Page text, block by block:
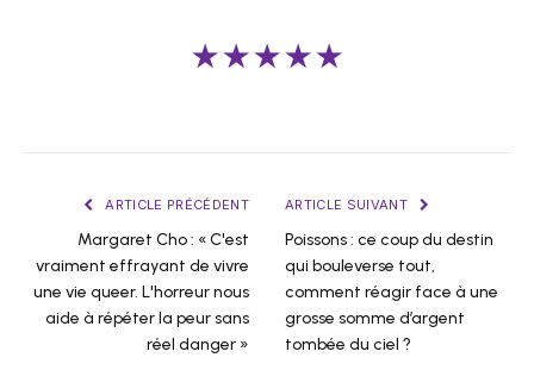
★★★★★
ARTICLE PRÉCÉDENT
Margaret Cho : « C'est
vraiment effrayant de vivre
une vie queer. L'horreur nous
aide à répéter la peur sans
réel danger »
ARTICLE SUIVANT
Poissons : ce coup du destin
qui bouleverse tout,
comment réagir face à une
grosse somme d’argent
tombée du ciel ?